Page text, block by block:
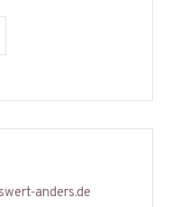
anders.de